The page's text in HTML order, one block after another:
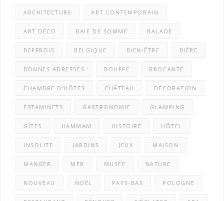
ARCHITECTURE ART CONTEMPORAIN
ART DÉCO BAIE DE SOMME BALADE
BEFFROIS BELGIQUE BIEN-ÊTRE BIÈRE
BONNES ADRESSES BOUFFE BROCANTE
CHAMBRE D'HÔTES CHÂTEAU DÉCORATION
ESTAMINETS GASTRONOMIE GLAMPING
GÎTES HAMMAM HISTOIRE HÔTEL
INSOLITE JARDINS JEUX MAISON
MANGER MER MUSÉE NATURE
NOUVEAU NOËL PAYS-BAS POLOGNE